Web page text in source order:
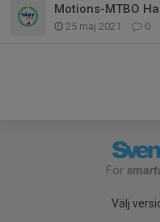
Motions-MTBO
25 maj 2021 0
För
Välj